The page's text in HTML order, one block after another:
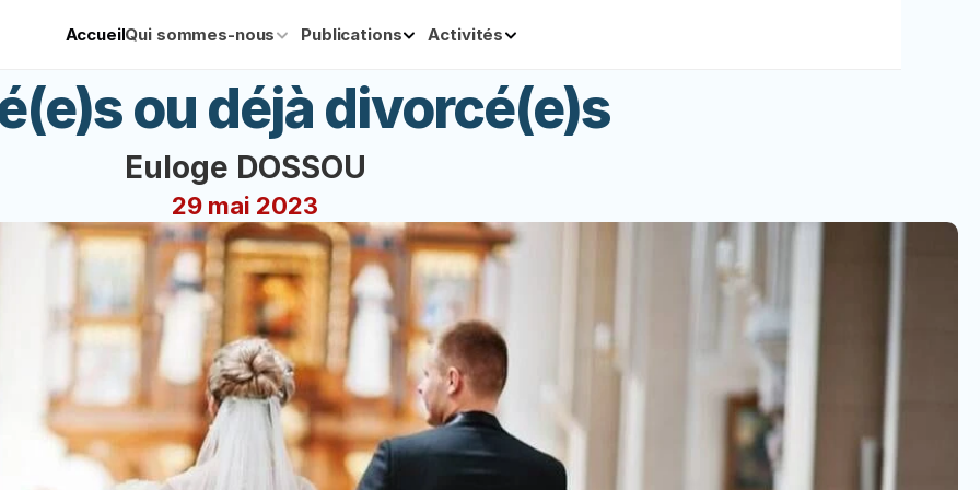
AccueilQui sommes-nous Publications Activités
ou déjà divorcé(e)s
Euloge DOSSOU
29 mai 2023